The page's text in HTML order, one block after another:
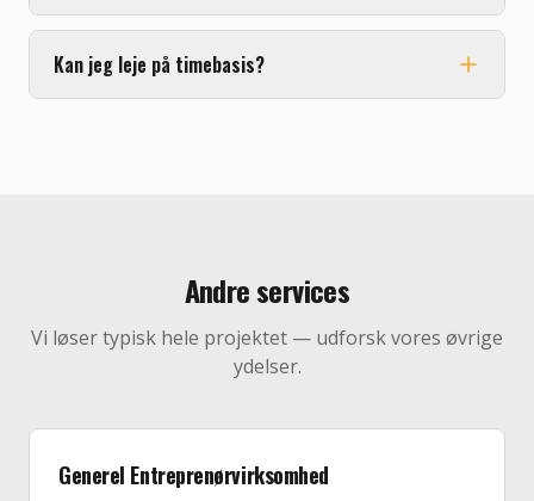
Kan jeg leje på timebasis?
Andre services
Vi løser typisk hele projektet — udforsk vores øvrige
ydelser.
Generel Entreprenørvirksomhed